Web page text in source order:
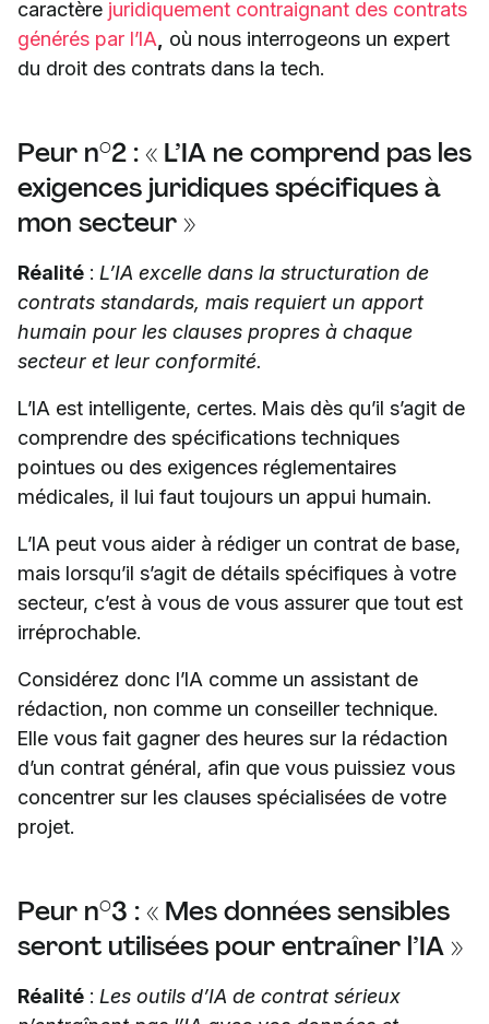
caractère juridiquement contraignant des contrats
générés par l’IA
où nous interrogeons un expert
du droit des contrats dans la tech.
Peur n°2 : « L’IA ne comprend pas les
exigences juridiques spécifiques à
mon secteur »
Réalité : L’IA excelle dans la structuration de
contrats standards, mais requiert un apport
humain pour les clauses propres à chaque
secteur et leur conformité.
L’IA est intelligente, certes. Mais dès qu’il s’agit de
comprendre des spécifications techniques
pointues ou des exigences réglementaires
médicales, il lui faut toujours un appui humain.
L’IA peut vous aider à rédiger un contrat de base,
mais lorsqu’il s’agit de détails spécifiques à votre
secteur, c’est à vous de vous assurer que tout est
irréprochable.
Considérez donc l’IA comme un assistant de
rédaction, non comme un conseiller technique.
Elle vous fait gagner des heures sur la rédaction
d’un contrat général, afin que vous puissiez vous
concentrer sur les clauses spécialisées de votre
projet.
Peur n°3 : « Mes données sensibles
seront utilisées pour entraîner l’IA »
Réalité : Les outils d’IA de contrat sérieux